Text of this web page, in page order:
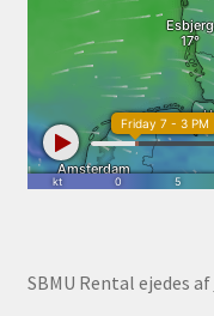
SBMU Rental ejedes af